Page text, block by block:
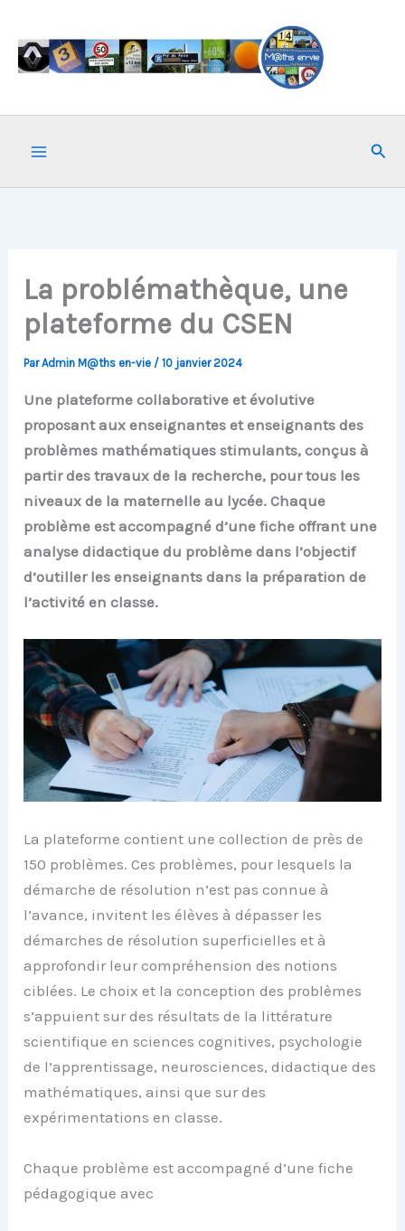
contenu
La problémathèque, une
plateforme du CSEN
ParAdmin M@ths en-vie /10 janvier 2024
Une plateforme collaborative et évolutive
proposant aux enseignantes et enseignants des
problèmes mathématiques stimulants, conçus à
partir des travaux de la recherche, pour tous les
niveaux de la maternelle au lycée. Chaque
problème est accompagné d’une fiche offrant une
analyse didactique du problème dans l’objectif
d’outiller les enseignants dans la préparation de
l’activité en classe.
La plateforme contient une collection de près de
150 problèmes. Ces problèmes, pour lesquels la
démarche de résolution n’est pas connue à
l’avance, invitent les élèves à dépasser les
démarches de résolution superficielles et à
approfondir leur compréhension des notions
ciblées. Le choix et la conception des problèmes
s’appuient sur des résultats de la littérature
scientifique en sciences cognitives, psychologie
de l’apprentissage, neurosciences, didactique des
mathématiques, ainsi que sur des
expérimentations en classe.
Chaque problème est accompagné d’une fiche
pédagogique avec